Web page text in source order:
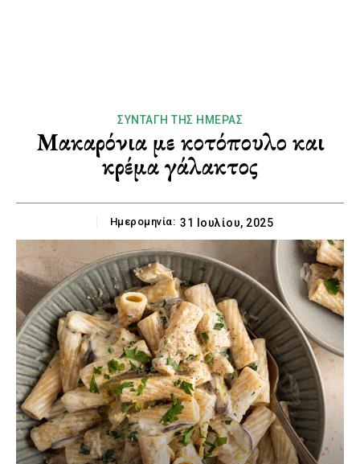
ΣΥΝΤΑΓΉ ΤΗΣ ΗΜΈΡΑΣ
Μακαρόνια με κοτόπουλο και
κρέμα γάλακτος
Ημερομηνία: 31 Ιουλίου, 2025